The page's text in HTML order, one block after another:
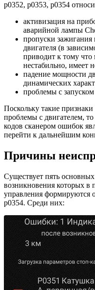
р0352, р0353, р0354
активизация на
аварийной лампы
пропуски
двигателя (в
приводит к тому что
нестабильно, имеет
падение мощности
динамических
проблемы с запуском
Поскольку такие
проблемы с двигателем,
кодов сканером ошибок
перейти к дальнейшим
Причины
Существует пять
возникновения которых в
управления формируются
p0354. Среди них: